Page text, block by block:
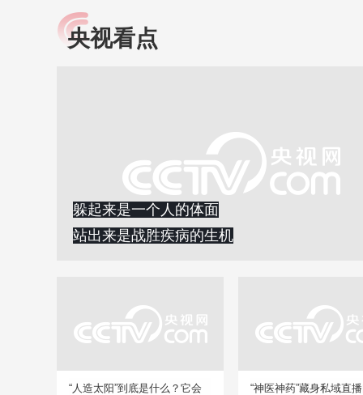
小央视频
知识！
央视看点
躲起来是一个人的体面
站出来是战胜疾病的生机
“人造太阳”到底是什么？它会
“神医神药”藏身私域直